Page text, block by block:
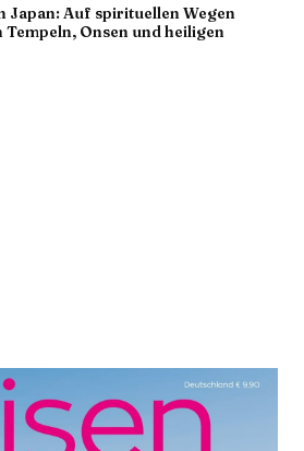
Japan: Auf spirituellen Wegen
Tempeln, Onsen und heiligen